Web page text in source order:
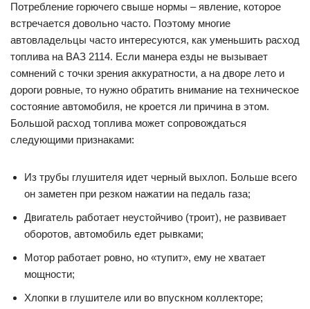
Потребление горючего свыше нормы – явление, которое
встречается довольно часто. Поэтому многие
автовладельцы часто интересуются, как уменьшить расход
топлива на ВАЗ 2114. Если манера езды не вызывает
сомнений с точки зрения аккуратности, а на дворе лето и
дороги ровные, то нужно обратить внимание на техническое
состояние автомобиля, не кроется ли причина в этом.
Большой расход топлива может сопровождаться
следующими признаками:
Из трубы глушителя идет черный выхлоп. Больше всего
он заметен при резком нажатии на педаль газа;
Двигатель работает неустойчиво (троит), не развивает
оборотов, автомобиль едет рывками;
Мотор работает ровно, но «тупит», ему не хватает
мощности;
Хлопки в глушителе или во впускном коллекторе;